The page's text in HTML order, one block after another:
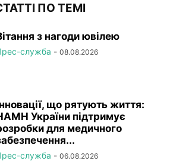
ПО ТЕМІ
з нагоди ювілею
служба - 08.08.2026
що рятують життя:
України підтримує
для медичного
служба - 06.08.2026